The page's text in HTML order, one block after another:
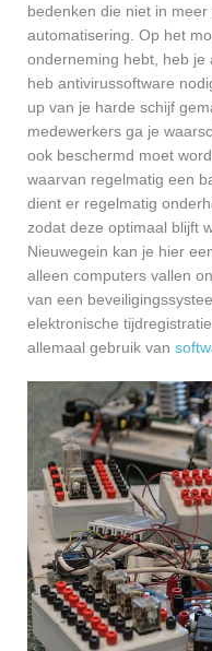
bedenken die niet in
automatisering. Op het
onderneming hebt, heb je
heb antivirussoftware
up van je harde schijf
medewerkers ga je
ook beschermd moet
waarvan regelmatig een
dient er regelmatig
zodat deze optimaal blijft
Nieuwegein kan je hier
alleen computers vallen
van een
elektronische
allemaal gebruik van